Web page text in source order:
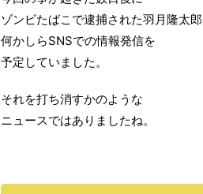
ゾンビたばこで逮捕された羽月隆太
何かしらSNSでの情報発信を
予定していました。
それを打ち消すかのような
ニュースではありましたね。